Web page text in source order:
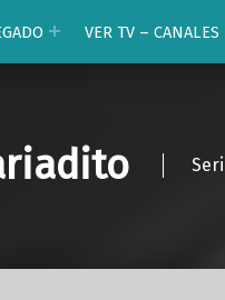
VER TV – CANALES